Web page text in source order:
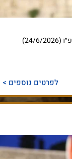
טקטס השבעה להגנה אווירית ביום רביעי ט׳ בְּתַמּוּז תשפ״ו (24/6/2026)
לפרטים נוספים >